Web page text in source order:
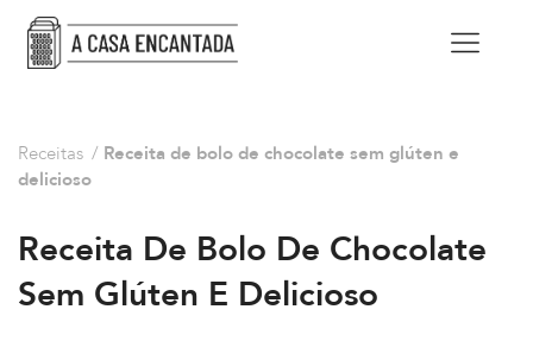
Receitas / Receita de bolo de chocolate sem glúten e
delicioso
Receita De Bolo De Chocolate
Sem Glúten E Delicioso